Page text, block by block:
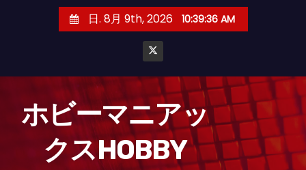
日. 8月 9th, 2026 10:39:37 AM
ホビーマニアッ
クスHOBBY